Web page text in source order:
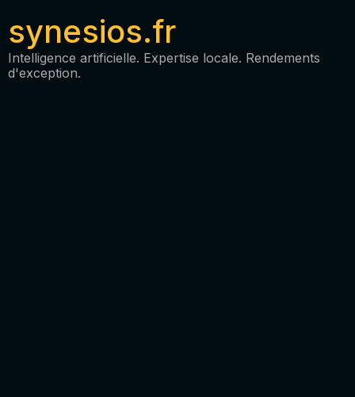
synesios.fr
Intelligence artificielle. Expertise locale. Rendements
d'exception.